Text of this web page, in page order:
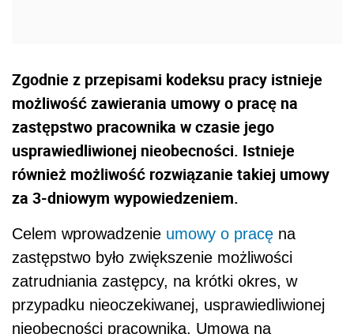
Zgodnie z przepisami kodeksu pracy istnieje
możliwość zawierania umowy o pracę na
zastępstwo pracownika w czasie jego
usprawiedliwionej nieobecności. Istnieje
również możliwość rozwiązanie takiej umowy
za 3-dniowym wypowiedzeniem.
Celem wprowadzenie umowy o pracę na
zastępstwo było zwiększenie możliwości
zatrudniania zastępcy, na krótki okres, w
przypadku nieoczekiwanej, usprawiedliwionej
nieobecności pracownika. Umowa na